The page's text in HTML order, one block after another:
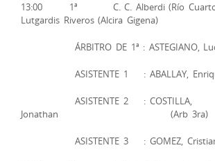
13:00 1ª C. C. Alberdi (Río Cuarto)
Lutgardis Riveros (Alcira Gigena)
ÁRBITRO DE 1ª : ASTEGIANO,
ASISTENTE 1 : ABALLAY,
ASISTENTE 2 : COSTILLA,
Jonathan (Arb
ASISTENTE 3 : GOMEZ,